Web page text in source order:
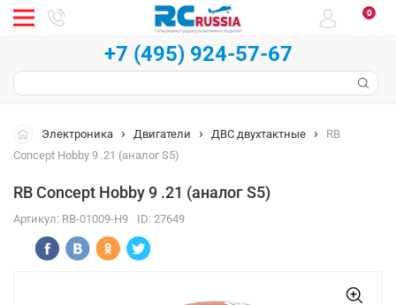
0
+7 (495) 924-57-67
Электроника Двигатели ДВС двухтактные
RB
Concept Hobby 9 .21 (аналог S5)
RB Concept Hobby 9 .21 (аналог S5)
Артикул: RB-01009-H9 ID: 27649